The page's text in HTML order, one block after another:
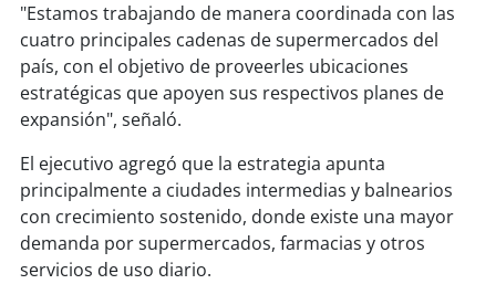
soyosorno
soypuertomontt
chiloé
"Estamos trabajando de manera coordinada con las
cuatro principales cadenas de supermercados del
país, con el objetivo de proveerles ubicaciones
estratégicas que apoyen sus respectivos planes de
expansión", señaló.
El ejecutivo agregó que la estrategia apunta
principalmente a ciudades intermedias y balnearios
con crecimiento sostenido, donde existe una mayor
demanda por supermercados, farmacias y otros
servicios de uso diario.